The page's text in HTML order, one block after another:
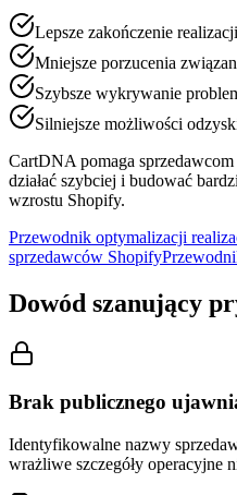
Lepsze zakończenie realizacji
Mniejsze porzucenia
Szybsze wykrywanie
Silniejsze możliwości
CartDNA pomaga
działać szybciej i budować
wzrostu Shopify.
Przewodnik optymalizacji
sprzedawców Shopify
Dowód szanujący
Brak publicznego
Identyfikowalne nazwy
wrażliwe szczegóły operacyjne